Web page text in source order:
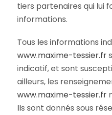
tiers partenaires qui lui
informations.
Tous les informations
www.maxime-tessier.fr
indicatif, et sont
ailleurs, les
www.maxime-tessier.fr
Ils sont donnés sous